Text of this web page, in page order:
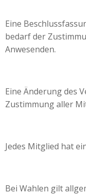
Eine
bedarf der
Anwesenden.
Eine Änderung des
Zustimmung aller
Jedes Mitglied hat
Bei Wahlen gilt